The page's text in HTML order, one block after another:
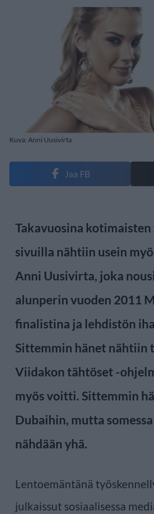
Kuva: Anni Uusivirta
Jaa FB
Takavuosina
sivuilla nähtiin usein
Anni Uusivirta, joka
alunperin vuoden 2011
finalistina ja lehdistön
Sittemmin hänet nähtiin
Viidakon tähtöset -
myös voitti. Sittemmin
Dubaihin, mutta
nähdään yhä.
Lentoemäntänä
julkaissut sosiaalisessa